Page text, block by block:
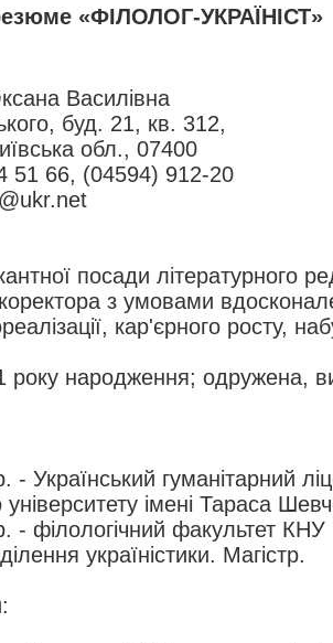
«ФІЛОЛОГ-УКРАЇНІСТ»
Василівна
буд. 21, кв. 312,
обл., 07400
51 66, (04594) 912-20
посади літературного
з умовами
кар'єрного росту,
року народження; одружена,
Український гуманітарний
університету імені Тараса
- філологічний факультет КНУ
україністики. Магістр.